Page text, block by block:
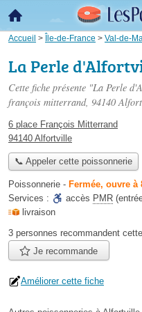
Accueil > Île-de-France > Val-de-
La Perle
Cette fiche présente "La Perle
françois mitterrand, 94140
6 place François Mitterrand
94140 Alfortville
📞 Appeler cette poissonnerie
Poissonnerie - Fermée, ouvre à
Services :
accès PMR
livraison
3 personnes recommandent
Je recommande
Améliorer cette fiche